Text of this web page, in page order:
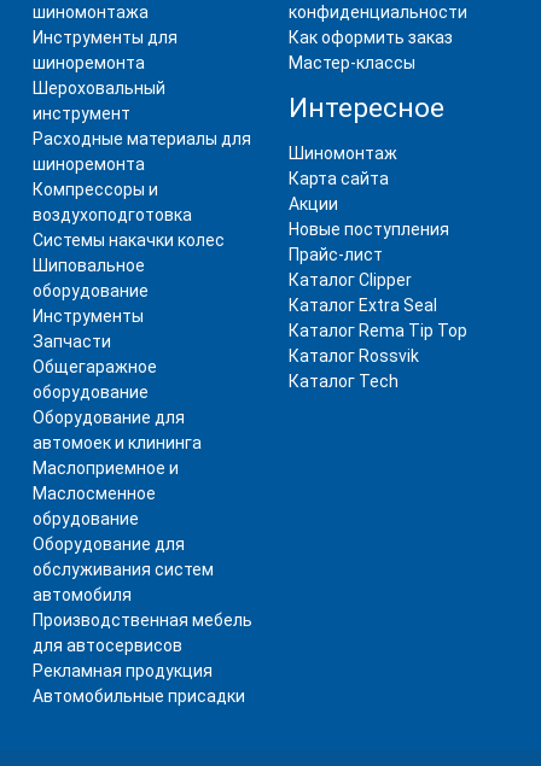
шиномонтажа
Инструменты для
шиноремонта
Шероховальный
инструмент
Расходные материалы для
шиноремонта
Компрессоры и
воздухоподготовка
Системы накачки колес
Шиповальное
оборудование
Инструменты
Запчасти
Общегаражное
оборудование
Оборудование для
автомоек и клининга
Маслоприемное и
Маслосменное
обрудование
Оборудование для
обслуживания систем
автомобиля
Производственная мебель
для автосервисов
Рекламная продукция
Автомобильные присадки
конфиденциальности
Как оформить заказ
Мастер-классы
Интересное
Шиномонтаж
Карта сайта
Акции
Новые поступления
Прайс-лист
Каталог Clipper
Каталог Extra Seal
Каталог Rema Tip Top
Каталог Rossvik
Каталог Tech